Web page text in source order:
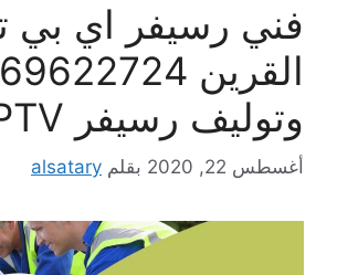
فني رسيفر اي بي
وتوليف رسيفر IPTV
أغسطس 22, 2020 بقلم alsatary